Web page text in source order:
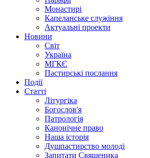
Монастирі
Капеланське служіння
Актуальні проекти
Новини
Світ
Україна
МГКЄ
Пастирські послання
Події
Статті
Літургіка
Богослов'я
Патрологія
Канонічне право
Наша історія
Душпастирство молоді
Запитати Священика